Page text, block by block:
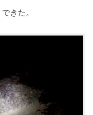
きた。